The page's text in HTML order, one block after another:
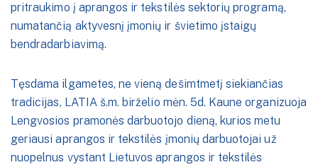
pritraukimo į aprangos ir tekstilės sektorių programą,
numatančią aktyvesnį įmonių ir švietimo įstaigų
bendradarbiavimą.
Tęsdama ilgametes, ne vieną dešimtmetį siekiančias
tradicijas, LATIA š.m. birželio mėn. 5d. Kaune organizuoja
Lengvosios pramonės darbuotojo dieną, kurios metu
geriausi aprangos ir tekstilės įmonių darbuotojai už
nuopelnus vystant Lietuvos aprangos ir tekstilės